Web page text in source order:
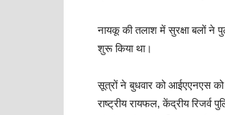
नायकू की तलाश में सुरक्षा बलों ने
शुरू किया था।
सूत्रों ने बुधवार को आईएएनएस को
राष्ट्रीय रायफल, केंद्रीय